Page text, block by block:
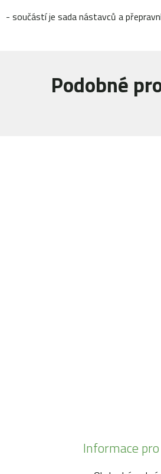
- součástí je sada nástavců a
Podobné
Informace